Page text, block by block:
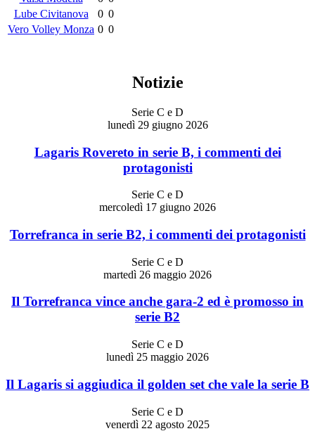
Lube Civitanova
0 0
Vero Volley Monza 0 0
Notizie
Serie C e D
lunedì 29 giugno 2026
Lagaris Rovereto in serie B, i commenti dei
protagonisti
Serie C e D
mercoledì 17 giugno 2026
Torrefranca in serie B2, i commenti dei protagonisti
Serie C e D
martedì 26 maggio 2026
Il Torrefranca vince anche gara-2 ed è promosso in
serie B2
Serie C e D
lunedì 25 maggio 2026
Il Lagaris si aggiudica il golden set che vale la serie B
Serie C e D
venerdì 22 agosto 2025